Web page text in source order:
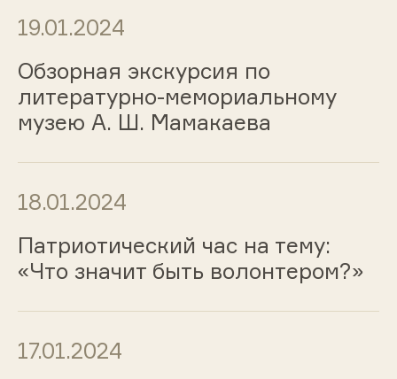
19.01.2024
Обзорная экскурсия по
литературно-мемориальному
музею А. Ш. Мамакаева
18.01.2024
Патриотический час на тему:
«Что значит быть волонтером?»
17.01.2024